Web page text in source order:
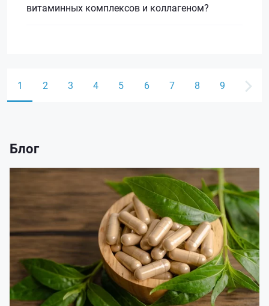
витаминных комплексов и коллагеном?
1 2 3 4 5 6 7 8 9
Блог